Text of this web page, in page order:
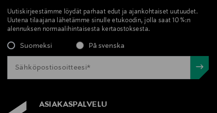
Uutiskirjeestämme löydät parhaat edut ja ajankohtaiset uutuudet.
Uutena tilaajana lähetämme sinulle etukoodin, jolla saat 10 %:n
alennuksen normaalihintaisesta kertaostoksesta.
Suomeksi På svenska
ASIAKASPALVELU